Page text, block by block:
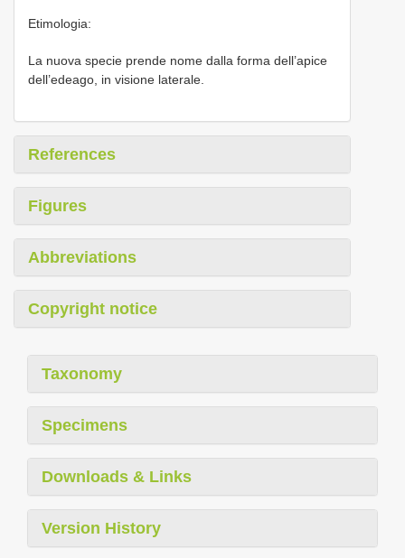
Etimologia:
La nuova specie prende nome dalla forma dell’apice
dell’edeago, in visione laterale.
References
Figures
Abbreviations
Copyright notice
Taxonomy
Specimens
Downloads & Links
Version History